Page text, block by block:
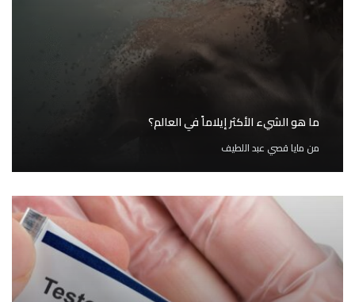
ما هو الشيء الأكثر إيلاماً في العالم؟
من مايا قصي عبد اللطيف